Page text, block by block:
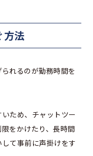
方法
れるのが勤務時間を
ため、チャットツー
をかけたり、長時間
て事前に声掛けをす